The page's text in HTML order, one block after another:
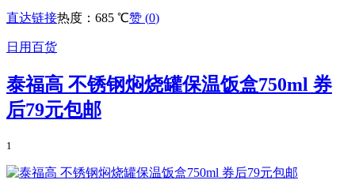
直达链接热度：685 ℃赞 (0)
日用百货
泰福高 不锈钢焖烧罐保温饭盒750ml 券
后79元包邮
1